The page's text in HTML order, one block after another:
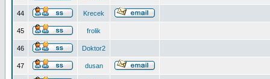
44 Krecek
45 frolik
46 Doktor2
47 dusan